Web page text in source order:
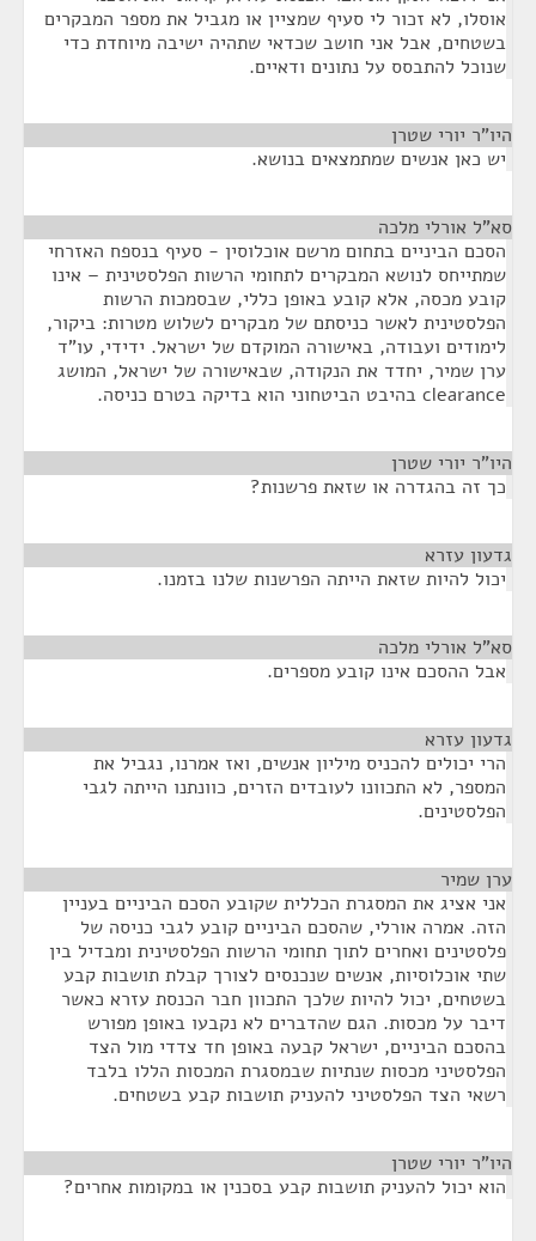
אוסלו, לא זכור לי סעיף שמציין או מגביל את מספר המבקרים
בשטחים, אבל אני חושב שכדאי שתהיה ישיבה מיוחדת כדי
שנוכל להתבסס על נתונים ודאיים.
היו"ר יורי שטרן
יש כאן אנשים שמתמצאים בנושא.
סא”ל אורלי מלכה
הסכם הביניים בתחום מרשם אוכלוסין - סעיף בנספח האזרחי
שמתייחס לנושא המבקרים לתחומי הרשות הפלסטינית – אינו
קובע מכסה, אלא קובע באופן כללי, שבסמכות הרשות
הפלסטינית לאשר כניסתם של מבקרים לשלוש מטרות: ביקור,
לימודים ועבודה, באישורה המוקדם של ישראל. ידידי, עו"ד
ערן שמיר, יחדד את הנקודה, שבאישורה של ישראל, המושג
clearance בהיבט הביטחוני הוא בדיקה בטרם כניסה.
היו"ר יורי שטרן
כך זה בהגדרה או שזאת פרשנות?
גדעון עזרא
יכול להיות שזאת הייתה הפרשנות שלנו בזמנו.
סא”ל אורלי מלכה
אבל ההסכם אינו קובע מספרים.
גדעון עזרא
הרי יכולים להכניס מיליון אנשים, ואז אמרנו, נגביל את
המספר, לא התכוונו לעובדים הזרים, כוונתנו הייתה לגבי
הפלסטינים.
ערן שמיר
אני אציג את המסגרת הכללית שקובע הסכם הביניים בעניין
הזה. אמרה אורלי, שהסכם הביניים קובע לגבי כניסה של
פלסטינים ואחרים לתוך תחומי הרשות הפלסטינית ומבדיל בין
שתי אוכלוסיות, אנשים שנכנסים לצורך קבלת תושבות קבע
בשטחים, יכול להיות שלכך התכוון חבר הכנסת עזרא כאשר
דיבר על מכסות. הגם שהדברים לא נקבעו באופן מפורש
בהסכם הביניים, ישראל קבעה באופן חד צדדי מול הצד
הפלסטיני מכסות שנתיות שבמסגרת המכסות הללו בלבד
רשאי הצד הפלסטיני להעניק תושבות קבע בשטחים.
היו"ר יורי שטרן
הוא יכול להעניק תושבות קבע בסכנין או במקומות אחרים?